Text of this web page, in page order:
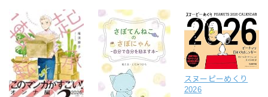
スヌーピーめくり
2026